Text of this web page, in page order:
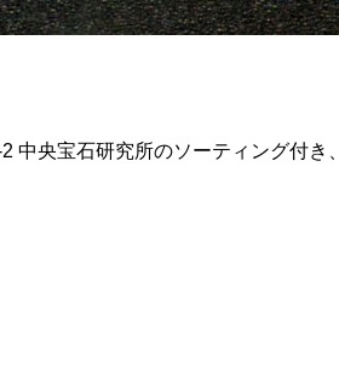
中央宝石研究所のソーティング付き、